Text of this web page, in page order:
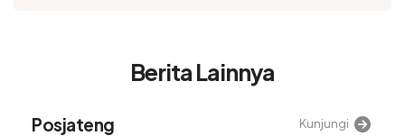
Berita Lainnya
Posjateng Kunjungi